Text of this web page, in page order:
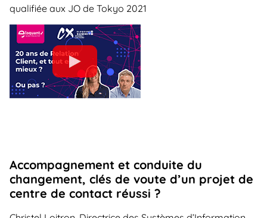
qualifiée aux JO de Tokyo 2021
Accompagnement et conduite du
changement, clés de voute d’un projet de
centre de contact réussi ?